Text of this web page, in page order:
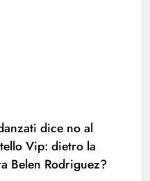
dice no al
Vip: dietro la
Belen Rodriguez?